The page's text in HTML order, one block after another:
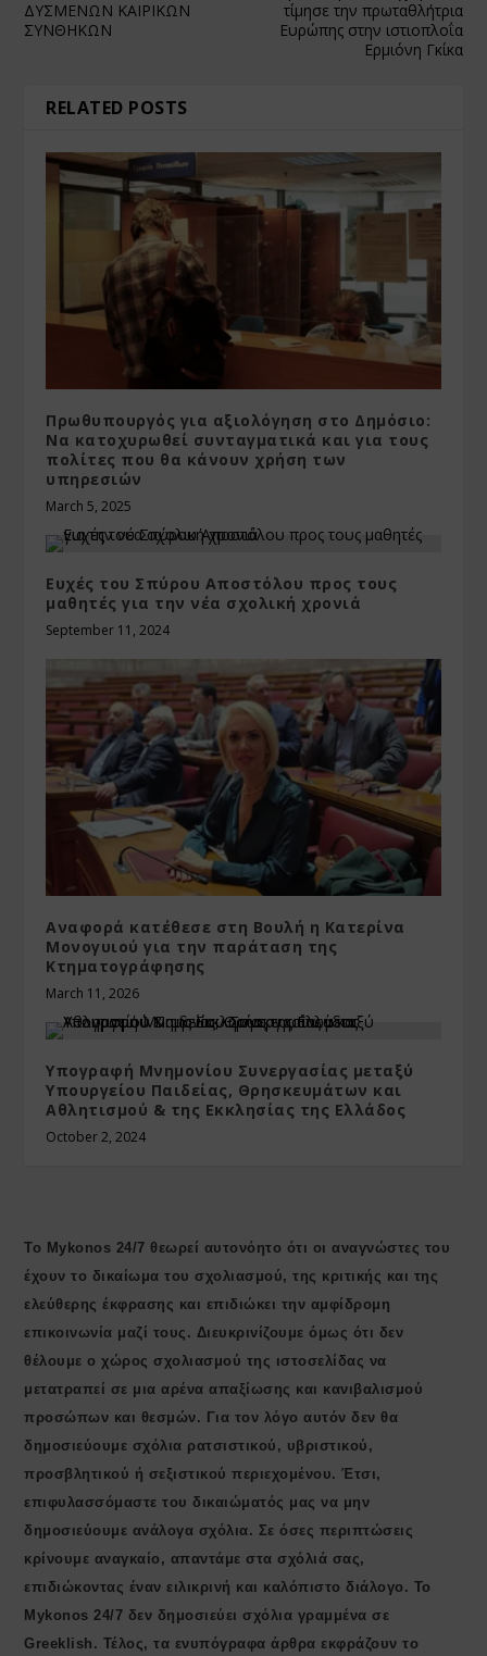
ΔΥΣΜΕΝΩΝ ΚΑΙΡΙΚΩΝ
ΣΥΝΘΗΚΩΝ
τίμησε την πρωταθλήτρια
Ευρώπης στην ιστιοπλοΐα
Ερμιόνη Γκίκα
RELATED POSTS
Πρωθυπουργός για αξιολόγηση στο Δημόσιο:
Nα κατοχυρωθεί συνταγματικά και για τους
πολίτες που θα κάνουν χρήση των
υπηρεσιών
March 5, 2025
Ευχές του Σπύρου Αποστόλου προς τους
μαθητές για την νέα σχολική χρονιά
September 11, 2024
Αναφορά κατέθεσε στη Βουλή η Κατερίνα
Μονογυιού για την παράταση της
Κτηματογράφησης
March 11, 2026
Υπογραφή Μνημονίου Συνεργασίας μεταξύ
Υπουργείου Παιδείας, Θρησκευμάτων και
Αθλητισμού & της Εκκλησίας της Ελλάδος
October 2, 2024
Το Mykonos 24/7 θεωρεί αυτονόητο ότι οι αναγνώστες του
έχουν το δικαίωμα του σχολιασμού, της κριτικής και της
ελεύθερης έκφρασης και επιδιώκει την αμφίδρομη
επικοινωνία μαζί τους. Διευκρινίζουμε όμως ότι δεν
θέλουμε ο χώρος σχολιασμού της ιστοσελίδας να
μετατραπεί σε μια αρένα απαξίωσης και κανιβαλισμού
προσώπων και θεσμών. Για τον λόγο αυτόν δεν θα
δημοσιεύουμε σχόλια ρατσιστικού, υβριστικού,
προσβλητικού ή σεξιστικού περιεχομένου. Έτσι,
επιφυλασσόμαστε του δικαιώματός μας να μην
δημοσιεύουμε ανάλογα σχόλια. Σε όσες περιπτώσεις
κρίνουμε αναγκαίο, απαντάμε στα σχόλιά σας,
επιδιώκοντας έναν ειλικρινή και καλόπιστο διάλογο. Το
Μykonos 24/7 δεν δημοσιεύει σχόλια γραμμένα σε
Greeklish. Τέλος, τα ενυπόγραφα άρθρα εκφράζουν το